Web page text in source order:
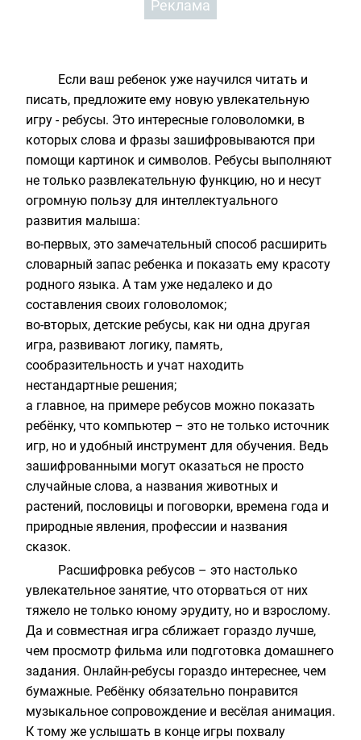
Реклама
Если ваш ребенок уже научился читать и
писать, предложите ему новую увлекательную
игру - ребусы. Это интересные головоломки, в
которых слова и фразы зашифровываются при
помощи картинок и символов. Ребусы выполняют
не только развлекательную функцию, но и несут
огромную пользу для интеллектуального
развития малыша:
во-первых, это замечательный способ расширить
словарный запас ребенка и показать ему красоту
родного языка. А там уже недалеко и до
составления своих головоломок;
во-вторых, детские ребусы, как ни одна другая
игра, развивают логику, память,
сообразительность и учат находить
нестандартные решения;
а главное, на примере ребусов можно показать
ребёнку, что компьютер – это не только источник
игр, но и удобный инструмент для обучения. Ведь
зашифрованными могут оказаться не просто
случайные слова, а названия животных и
растений, пословицы и поговорки, времена года и
природные явления, профессии и названия
сказок.
Расшифровка ребусов – это настолько
увлекательное занятие, что оторваться от них
тяжело не только юному эрудиту, но и взрослому.
Да и совместная игра сближает гораздо лучше,
чем просмотр фильма или подготовка домашнего
задания. Онлайн-ребусы гораздо интереснее, чем
бумажные. Ребёнку обязательно понравится
музыкальное сопровождение и весёлая анимация.
К тому же услышать в конце игры похвалу